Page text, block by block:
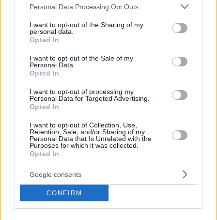
Please note that this website/app uses one or more Google
not limited to your visit or usage behaviour. You may click to
grant or deny consent to Google and its third-party tags to
use your data for below specified purposes in below Google
consent section.
Personal Data Processing Opt Outs
I want to opt-out of the Sharing of my
personal data.
Opted In
I want to opt-out of the Sale of my
Personal Data.
Opted In
I want to opt-out of processing my
Personal Data for Targeted Advertising.
Opted In
I want to opt-out of Collection, Use,
Retention, Sale, and/or Sharing of my
Personal Data that Is Unrelated with the
Purposes for which it was collected.
Opted In
Google consents
CONFIRM